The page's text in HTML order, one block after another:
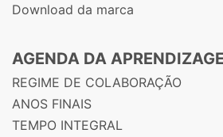
Download da marca
AGENDA DA
REGIME DE COLABORAÇÃO
ANOS FINAIS
TEMPO INTEGRAL